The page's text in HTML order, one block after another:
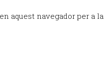
aquest navegador per a